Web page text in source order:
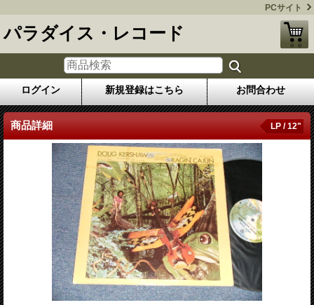
PCサイト
パラダイス・レコード
ログイン 新規登録はこちら お問合わせ
商品詳細 LP / 12"